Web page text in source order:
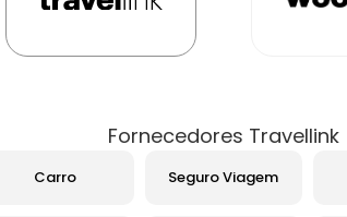
Fornecedores Travellink
Carro Seguro Viagem